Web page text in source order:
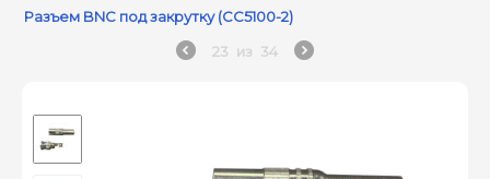
Разъем BNC под закрутку (CC5100-2)
23 из 34